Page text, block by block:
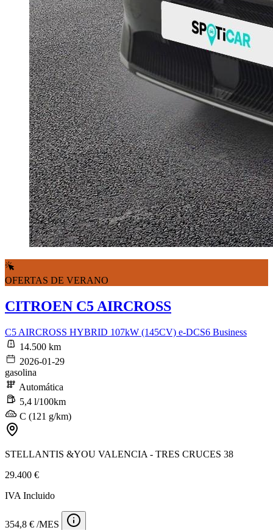
OFERTAS DE VERANO
CITROEN C5 AIRCROSS
C5 AIRCROSS HYBRID 107kW (145CV) e-DCS6 Business
14.500 km
2026-01-29
gasolina
Automática
5,4 l/100km
C (121 g/km)
STELLANTIS &YOU VALENCIA - TRES CRUCES 38
29.400 €
IVA Incluido
354,8 € /MES